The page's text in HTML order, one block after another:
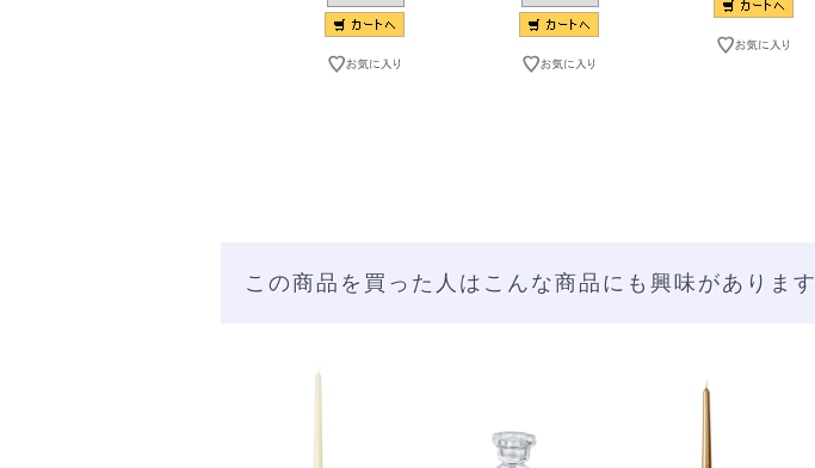
この商品を買った人はこんな商品にも興味があります